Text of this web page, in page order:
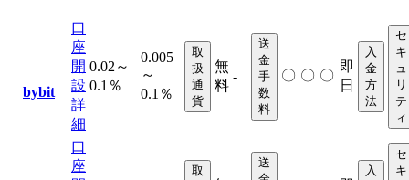
bybit
口
座
開
設
詳
細
0.02～
0.1％
0.005
～
0.1％
取
扱
通
貨
無
料
-
送
金
手
数
料
〇 〇 〇
即
日
入
金
方
法
セ
キ
ュ
リ
テ
ィ
口
座
取
送
入
セ
キ